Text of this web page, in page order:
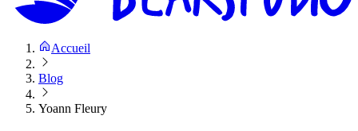
Accueil
Blog
Yoann Fleury